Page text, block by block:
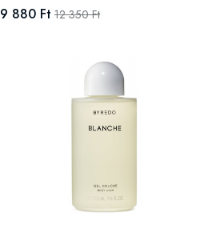
9 880 Ft 12 350 Ft